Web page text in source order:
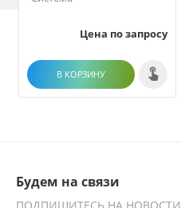
Цена по запросу
В КОРЗИНУ
Будем на связи